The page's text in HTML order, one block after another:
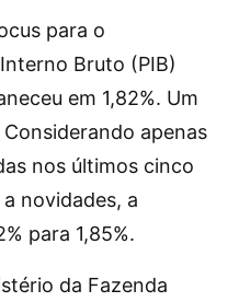
para o
Bruto (PIB)
em 1,82%. Um
apenas
nos últimos cinco
novidades, a
para 1,85%.
da Fazenda